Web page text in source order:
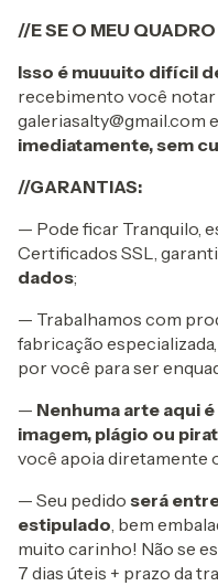
//E SE O MEU
Isso é muuuito difícil
recebimento você notar
galeriasalty@gmail.com
imediatamente, sem
//GARANTIAS:
— Pode ficar Tranquilo,
Certificados SSL,
dados;
— Trabalhamos com
fabricação
por você para ser
— Nenhuma arte aqui
imagem, plágio ou
você apoia diretamente
— Seu pedido será
estipulado, bem
muito carinho! Não se
7 dias úteis + prazo da